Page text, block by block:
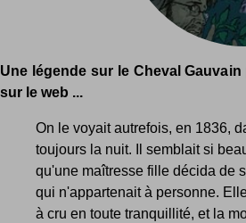
Une légende sur le Cheval
sur le web ...
On le voyait autrefois, en 1836,
toujours la nuit. Il semblait si
qu'une maîtresse fille décida de
qui n'appartenait à personne.
à cru en toute tranquillité, et la